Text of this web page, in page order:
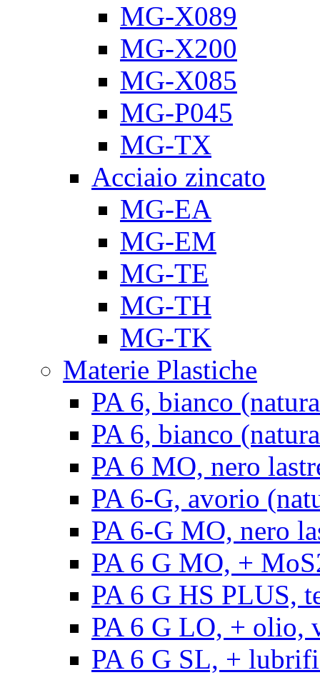
MG-X089
MG-X200
MG-X085
MG-P045
MG-TX
Acciaio zincato
MG-EA
MG-EM
MG-TE
MG-TH
MG-TK
Materie Plastiche
PA 6, bianco
PA 6, bianco
PA 6 MO, nero
PA 6-G, avorio
PA 6-G MO, nero
PA 6 G MO, +
PA 6 G HS PLUS,
PA 6 G LO, + olio,
PA 6 G SL, +